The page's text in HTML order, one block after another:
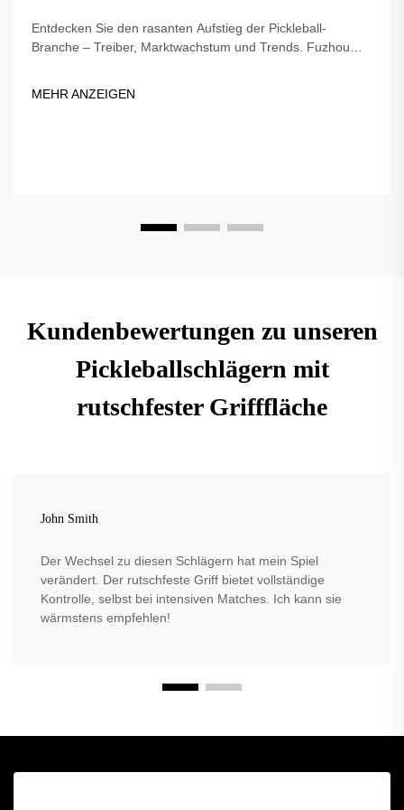
Entdecken Sie den rasanten Aufstieg der Pickleball-
Branche – Treiber, Marktwachstum und Trends. Fuzhou
MEHR ANZEIGEN
Kundenbewertungen zu unseren
Pickleballschlägern mit
rutschfester Grifffläche
John Smith
Der Wechsel zu diesen Schlägern hat mein Spiel
verändert. Der rutschfeste Griff bietet vollständige
Kontrolle, selbst bei intensiven Matches. Ich kann sie
wärmstens empfehlen!